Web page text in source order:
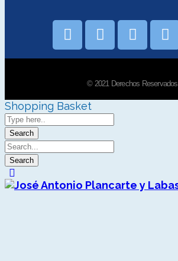
© 2021 Derechos Reservados
Shopping Basket